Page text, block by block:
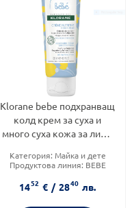
Klorane bebe подхранващ
колд крем за суха и
много суха кожа за лице,
125мл
Категория: Майка и дете
Продуктова линия: BEBE
1452 € / 2840 лв.